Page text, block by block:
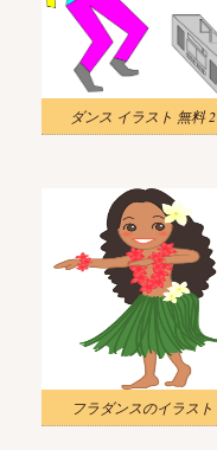
ダンス イラスト 無料 2
フラダンスのイラスト